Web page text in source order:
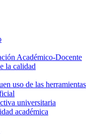
Académico-Docente
la calidad
uso de las herramientas
universitaria
académica